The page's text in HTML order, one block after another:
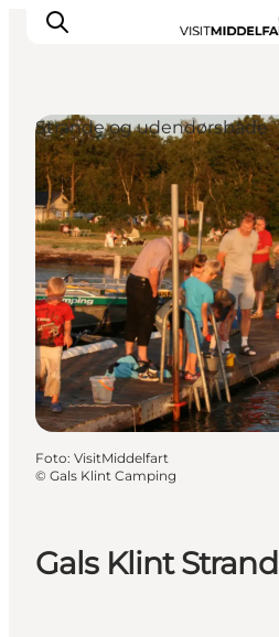
Oplevelser
Mad og drikke
Overnatning
Det Sker
Book oplevelse
Møde og Konference
Gals Klint Strand
Strande og udendørsbade
Foto: VisitMiddelfart
© Gals Klint Camping